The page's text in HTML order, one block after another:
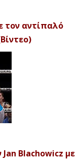
τον αντίπαλό
Blachowicz με